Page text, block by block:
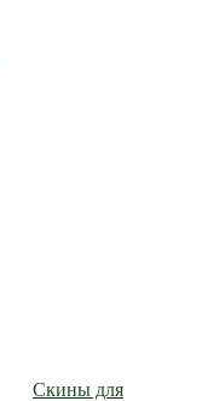
Скины для